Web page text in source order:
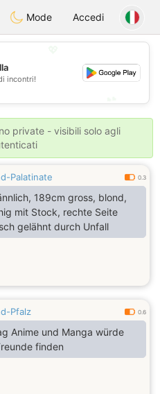
Space
Mode Accedi
incontri!
private - visibili solo agli
Palatinate 0.3
189cm gross, blond,
mit Stock, rechte Seite
gelähnt durch Unfall
Pfalz 0.6
Anime und Manga würde
finden